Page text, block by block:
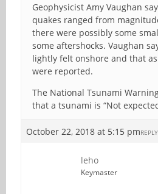
Geophysicist Amy Vaughan
quakes ranged from
there were possibly some
some aftershocks. Vaughan
lightly felt onshore and that
were reported.
The National Tsunami
that a tsunami is “Not
October 22, 2018 at 5:15 pmREPLY
leho
Keymaster